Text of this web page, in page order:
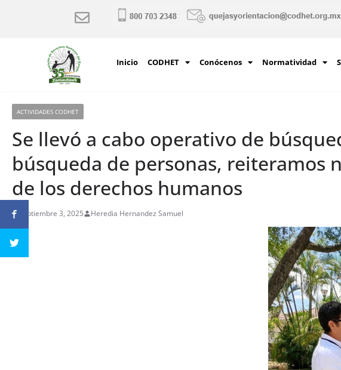
Inicio CODHET Conócenos Normatividad
ACTIVIDADES CODHET
Se llevó a cabo operativo de
búsqueda de personas, reiteramos
de los derechos humanos
septiembre 3, 2025 Heredia Hernandez Samuel